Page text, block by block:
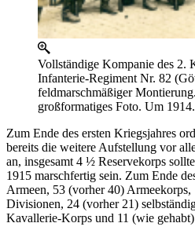
Vollständige Kompanie des 2.
Infanterie-Regiment Nr. 82
feldmarschmäßiger
großformatiges Foto. Um 1914.
Zum Ende des ersten Kriegsjahres
bereits die weitere Aufstellung vor
an, insgesamt 4 ½ Reservekorps
1915 marschfertig sein. Zum Ende
Armeen, 53 (vorher 40)
Divisionen, 24 (vorher 21)
Kavallerie-Korps und 11 (wie